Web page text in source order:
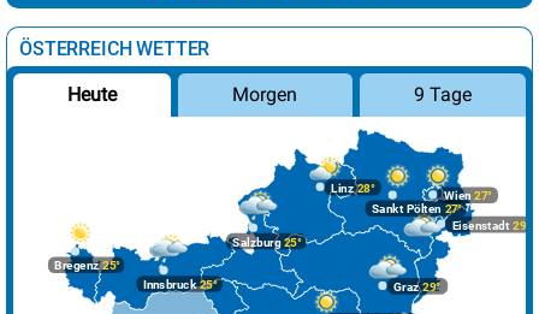
ÖSTERREICH WETTER
Heute Morgen 9 Tage
Bregenz25°
Graz29°
Innsbruck25°
Linz28°
Salzburg25°
Wien 27°
Eisenstadt 29°
Sankt Pölten 27°